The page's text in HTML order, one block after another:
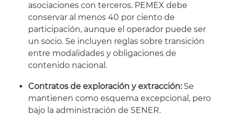
asociaciones con terceros. PEMEX debe
conservar al menos 40 por ciento de
participación, aunque el operador puede ser
un socio. Se incluyen reglas sobre transición
entre modalidades y obligaciones de
contenido nacional.
Contratos de exploración y extracción:Se
mantienen como esquema excepcional, pero
bajo la administración de SENER.